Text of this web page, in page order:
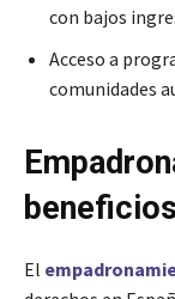
con bajos
Acceso a
comunidades
El